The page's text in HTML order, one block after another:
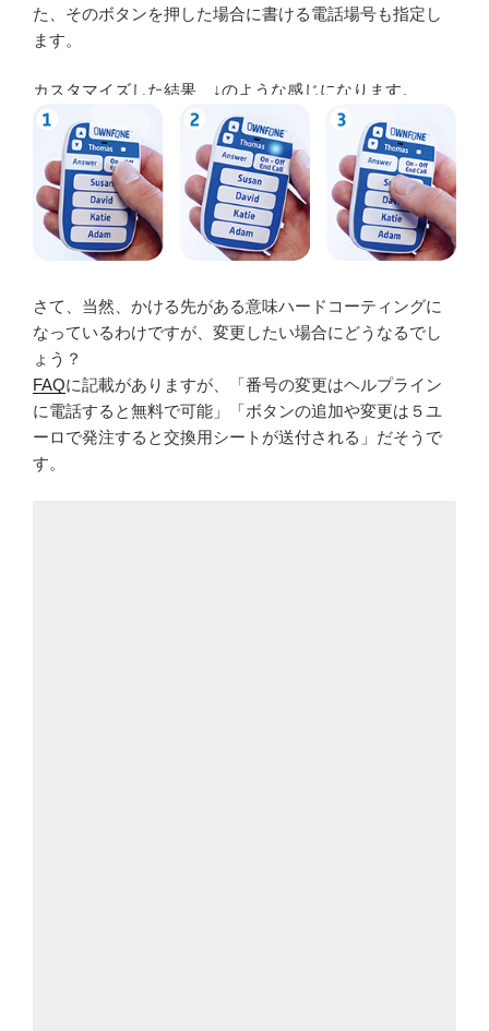
た、そのボタンを押した場合に書ける電話場号も指定し
ます。
カスタマイズした結果、↓のような感じになります。
さて、当然、かける先がある意味ハードコーティングに
なっているわけですが、変更したい場合にどうなるでし
ょう？
FAQに記載がありますが、「番号の変更はヘルプライン
に電話すると無料で可能」「ボタンの追加や変更は５ユ
ーロで発注すると交換用シートが送付される」だそうで
す。